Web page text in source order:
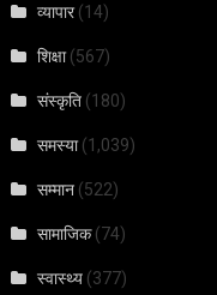
व्यापार(14)
शिक्षा(567)
संस्कृति (180)
समस्या(1,039)
सम्मान (522)
सामाजिक(74)
स्वास्थ्य (377)